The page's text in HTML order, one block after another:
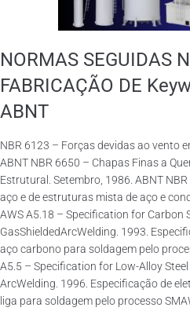
NORMAS SEGUIDAS
FABRICAÇÃO DE
ABNT
NBR 6123 – Forças devidas ao vento
ABNT NBR 6650 – Chapas Finas a
Estrutural. Setembro, 1986. ABNT
aço e de estruturas mista de aço e
AWS A5.18 – Specification for Carbon
GasShieldedArcWelding. 1993.
aço carbono para soldagem pelo
A5.5 – Specification for Low-Alloy
ArcWelding. 1996. Especificação de
liga para soldagem pelo processo